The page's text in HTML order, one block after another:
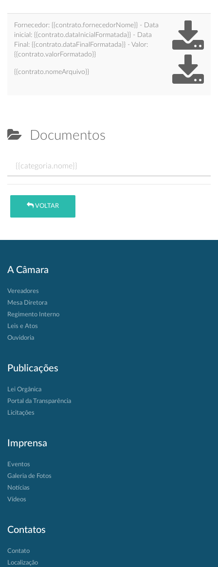
Fornecedor: {{contrato.fornecedorNome}} - Data
inicial: {{contrato.dataInicialFormatada}} - Data
Final: {{contrato.dataFinalFormatada}} - Valor:
{{contrato.valorFormatado}}
{{contrato.nomeArquivo}}
Documentos
{{categoria.nome}}
VOLTAR
A Câmara
Vereadores
Mesa Diretora
Regimento Interno
Leis e Atos
Ouvidoria
Publicações
Lei Orgânica
Portal da Transparência
Licitações
Imprensa
Eventos
Galeria de Fotos
Notícias
Vídeos
Contatos
Contato
Localização